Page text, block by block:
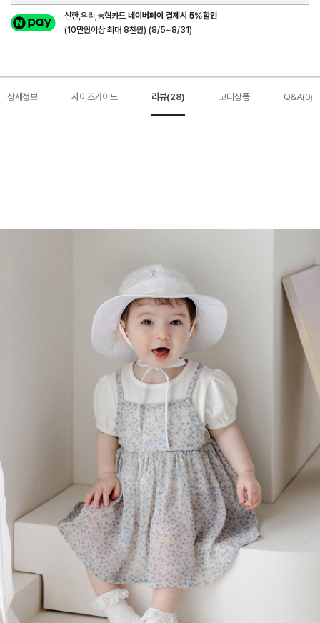
신한,우리,농협카드네이버페이 결제시 5%할인
(10만원이상 최대 8천원) (8/5~8/31)
상세정보 사이즈가이드 리뷰(28) 코디상품 Q&A(0)